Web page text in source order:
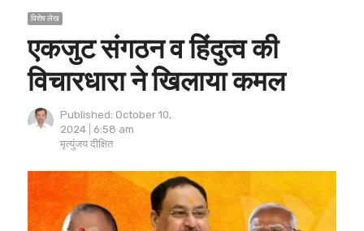
विशेष लेख
एकजुट संगठन व हिंदुत्व की
विचारधारा ने खिलाया कमल
Published: October 10,
2024
6:58 am
Author
मृत्युंजय दीक्षित